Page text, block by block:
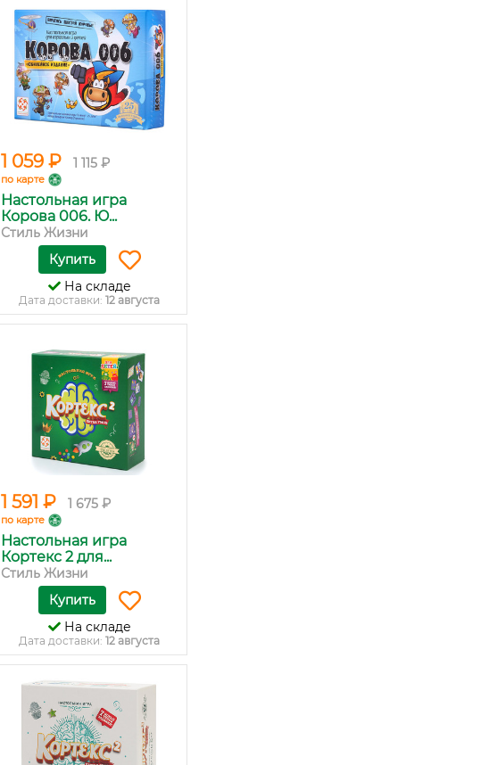
1 059 ₽ 1 115 ₽
по карте
Настольная игра
Корова 006. Ю...
Стиль Жизни
Купить
На складе
Дата доставки: 12 августа
1 591 ₽ 1 675 ₽
по карте
Настольная игра
Кортекс 2 для...
Стиль Жизни
Купить
На складе
Дата доставки: 12 августа